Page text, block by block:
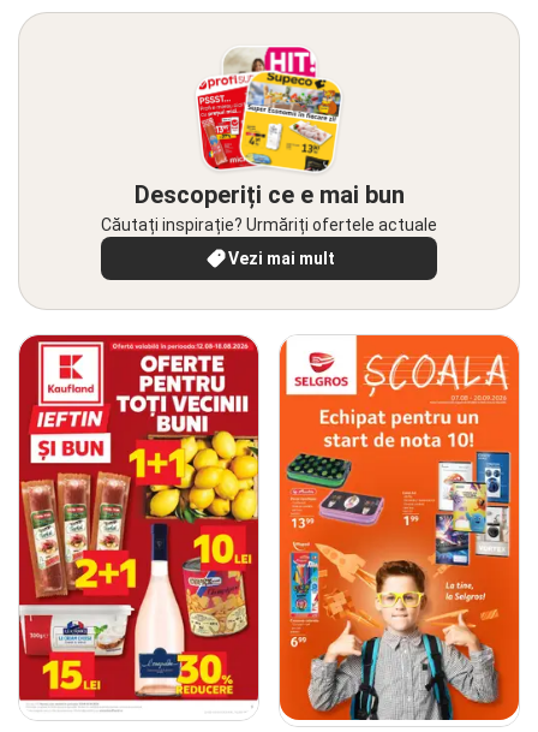
Descoperiți ce e mai bun
Căutați inspirație? Urmăriți ofertele actuale
Vezi mai mult